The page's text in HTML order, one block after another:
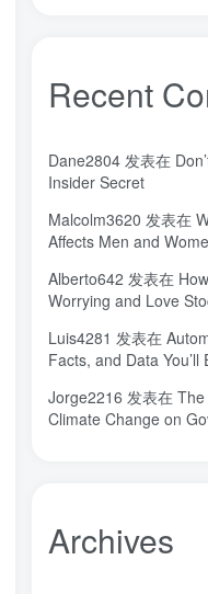
宝塔(2) 学术会议(0)
命运(2) 吸引力法则
原位(35) 南海(2)
关键帧 全屏滚动(1)
亿万富翁 (2) 人生 (2)
stable diffusion(6)
Recent
Dane2804 发表在
Insider Secret
Malcolm3620 发表在
Affects Men and
Alberto642 发表在
Worrying and Love
Luis4281 发表在
Facts, and Data
Jorge2216 发表在
Climate Change on
Archives